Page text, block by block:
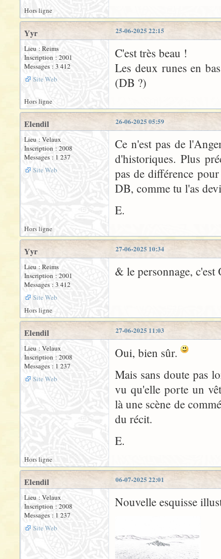
Hors ligne
25-06-2025 22:15
Yyr
Lieu : Reims
Inscription : 2001
Messages : 3 412
Site Web
C'est très beau !
Les deux runes en
(DB ?)
Hors ligne
26-06-2025 05:59
Elendil
Lieu : Velaux
Inscription : 2008
Messages : 1 237
Site Web
Ce n'est pas de
d'historiques. Plus
pas de différence
DB, comme tu l'as
E.
Hors ligne
27-06-2025 10:34
Yyr
Lieu : Reims
Inscription : 2001
Messages : 3 412
Site Web
& le personnage, c'est
Hors ligne
27-06-2025 11:03
Elendil
Lieu : Velaux
Inscription : 2008
Messages : 1 237
Site Web
Oui, bien sûr.
Mais sans doute pas
vu qu'elle porte un
là une scène de
du récit.
E.
Hors ligne
06-07-2025 22:01
Elendil
Lieu : Velaux
Inscription : 2008
Messages : 1 237
Site Web
Nouvelle esquisse